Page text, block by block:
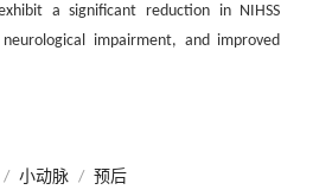
a significant reduction in NIHSS
impairment, and improved
/ 小动脉 / 预后